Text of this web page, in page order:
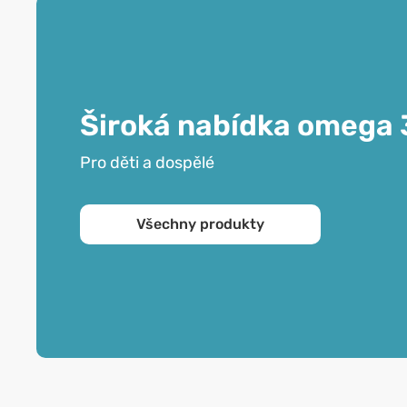
Široká nabídka omega
Pro děti a dospělé
Všechny produkty